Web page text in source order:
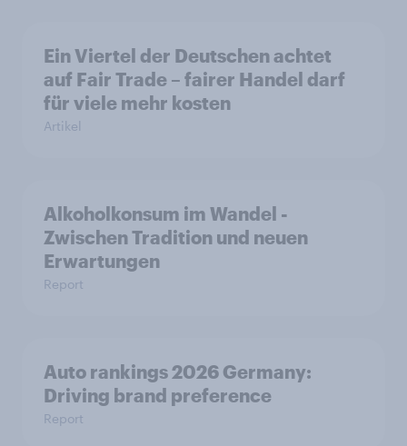
Ein Viertel der Deutschen achtet
auf Fair Trade – fairer Handel darf
für viele mehr kosten
Artikel
Alkoholkonsum im Wandel​ -
Zwischen Tradition und neuen
Erwartungen
Report
Auto rankings 2026 Germany:
Driving brand preference
Report